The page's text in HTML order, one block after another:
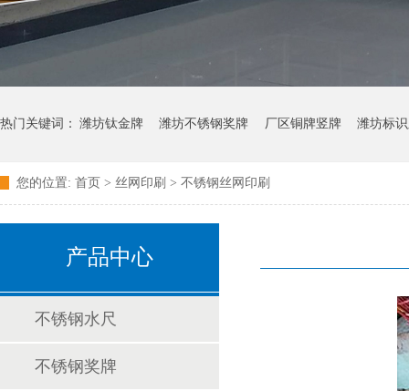
热门关键词： 潍坊钛金牌 潍坊不锈钢奖牌 厂区铜牌竖牌 潍坊标
您的位置: 首页 > 丝网印刷 > 不锈钢丝网印刷
产品中心
不锈钢水尺
不锈钢奖牌